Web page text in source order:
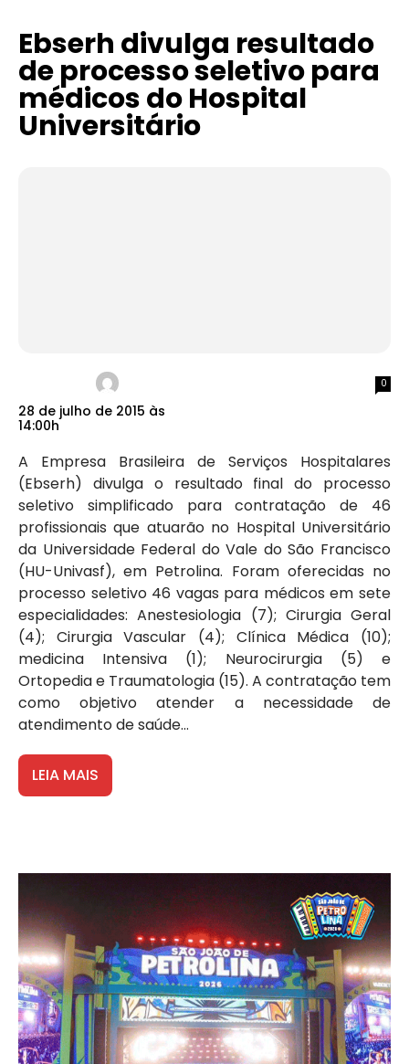
Ebserh divulga resultado
de processo seletivo para
médicos do Hospital
Universitário
28 de julho de 2015 às
14:00h
0
A Empresa Brasileira de Serviços Hospitalares
(Ebserh) divulga o resultado final do processo
seletivo simplificado para contratação de 46
profissionais que atuarão no Hospital Universitário
da Universidade Federal do Vale do São Francisco
(HU-Univasf), em Petrolina. Foram oferecidas no
processo seletivo 46 vagas para médicos em sete
especialidades: Anestesiologia (7); Cirurgia Geral
(4); Cirurgia Vascular (4); Clínica Médica (10);
medicina Intensiva (1); Neurocirurgia (5) e
Ortopedia e Traumatologia (15). A contratação tem
como objetivo atender a necessidade de
atendimento de saúde...
LEIA MAIS